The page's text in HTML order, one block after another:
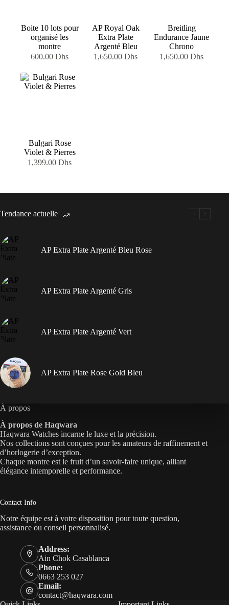
Boite 10 lots pour
organisé les
montre
600.00Dhs
AP Royal Oak
Extra Plate
Argenté Bleu
1,650.00Dhs
Breitling
Endurance Jaune
Chrono
1,650.00Dhs
Bulgari Rose
Violet & Pierres
1,399.00Dhs
Tendance actuelle
AP Extra Plate Argenté Bleu Rose
AP Extra Plate Argenté Gris
AP Extra Plate Argenté Vert
AP Extra Plate Rose Gold Bleu
À propos
À propos de Haqwara
Haqwara Watches incarne le luxe et la précision.
Nos collections sont conçues pour les amateurs de raffinement et
d’horlogerie d’exception.
Chaque montre est le fruit d’un savoir-faire unique, alliant
élégance intemporelle et performance.
Contact Info
Notre équipe est à votre disposition pour toute question,
assistance ou conseil personnalisé.
Address:
Ain Chok Casablanca
Phone:
0663 253 027
Email:
contact@haqwara.com